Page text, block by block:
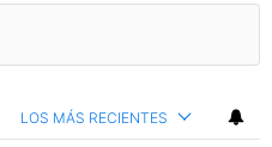
LOS MÁS RECIENTES